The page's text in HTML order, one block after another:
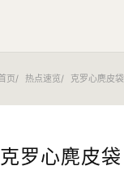
页 热点速览 克罗心麂皮袋
克罗心麂皮袋